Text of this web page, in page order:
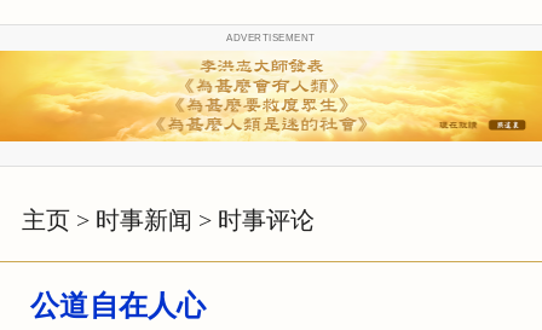
ADVERTISEMENT
主页 > 时事新闻 > 时事评论
公道自在人心